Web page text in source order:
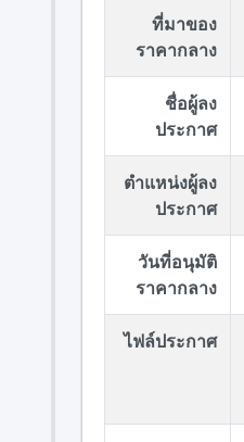
ที่มาของ
ราคากลาง
ชื่อผู้ลง
ประกาศ
ตำแหน่งผู้ลง
ประกาศ
วันที่อนุมัติ
ราคากลาง
ไฟล์ประกาศ